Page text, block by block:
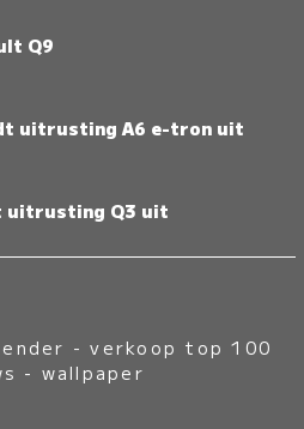
Q9
uitrusting A6 e-tron uit
uitrusting Q3 uit
-verkoop top 100
- wallpaper